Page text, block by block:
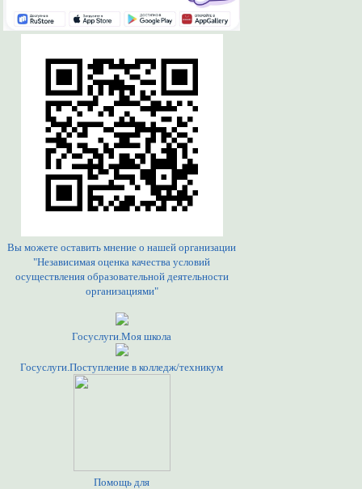
Вы можете оставить мнение о нашей организации
"Независимая оценка качества условий
осуществления образовательной деятельности
организациями"
Госуслуги.Моя школа
Госуслуги.Поступление в колледж/техникум
Помощь для